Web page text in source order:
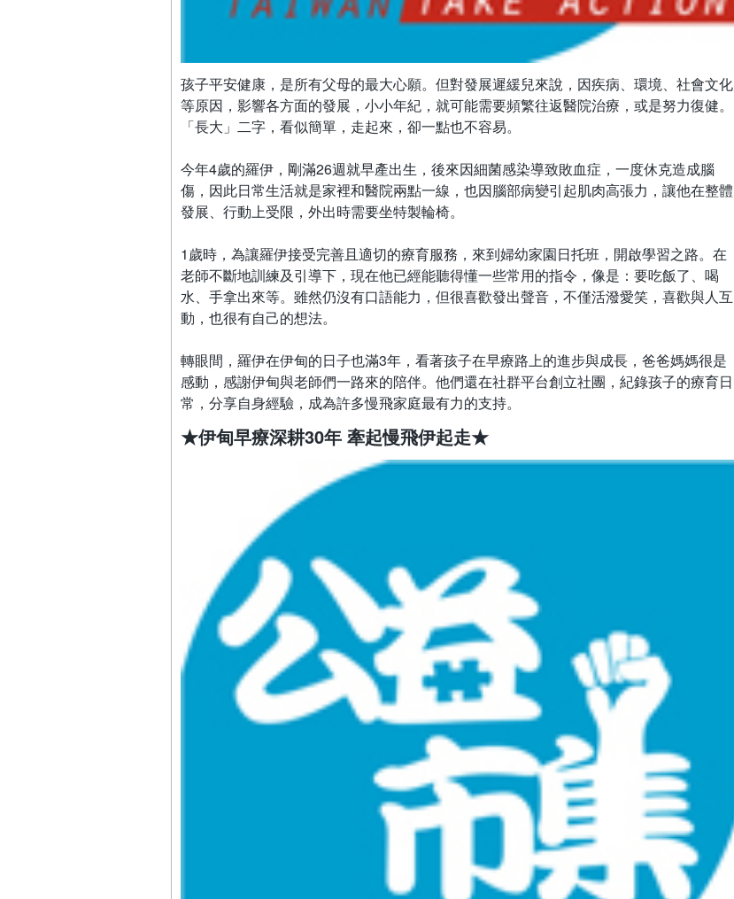
孩子平安健康，是所有父母的最大心願。但對發展遲緩兒來說，因疾病、環境、社會文化
等原因，影響各方面的發展，小小年紀，就可能需要頻繁往返醫院治療，或是努力復健。
「長大」二字，看似簡單，走起來，卻一點也不容易。
今年4歲的羅伊，剛滿26週就早產出生，後來因細菌感染導致敗血症，一度休克造成腦
傷，因此日常生活就是家裡和醫院兩點一線，也因腦部病變引起肌肉高張力，讓他在整體
發展、行動上受限，外出時需要坐特製輪椅。
1歲時，為讓羅伊接受完善且適切的療育服務，來到婦幼家園日托班，開啟學習之路。在
老師不斷地訓練及引導下，現在他已經能聽得懂一些常用的指令，像是：要吃飯了、喝
水、手拿出來等。雖然仍沒有口語能力，但很喜歡發出聲音，不僅活潑愛笑，喜歡與人互
動，也很有自己的想法。
轉眼間，羅伊在伊甸的日子也滿3年，看著孩子在早療路上的進步與成長，爸爸媽媽很是
感動，感謝伊甸與老師們一路來的陪伴。他們還在社群平台創立社團，紀錄孩子的療育日
常，分享自身經驗，成為許多慢飛家庭最有力的支持。
★伊甸早療深耕30年 牽起慢飛伊起走★